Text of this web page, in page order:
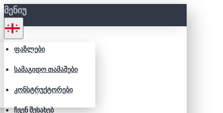
ᲛᲔᲜᲘᲣ
ᲤᲐᲖᲚᲔᲑᲘ
ᲡᲐᲛᲐᲒᲘᲓᲝ ᲗᲐᲛᲐᲨᲔᲑᲘ
ᲙᲝᲜᲡᲢᲠᲣᲥᲢᲝᲠᲔᲑᲘ
ᲩᲕᲔᲜ ᲨᲔᲡᲐᲮᲔᲑ